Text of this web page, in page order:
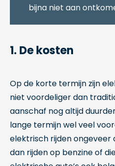
bijna niet aan
1. De kosten
Op de korte termijn zijn
niet voordeliger dan
aanschaf nog altijd
lange termijn wel veel
elektrisch rijden ongeveer
dan rijden op benzine of